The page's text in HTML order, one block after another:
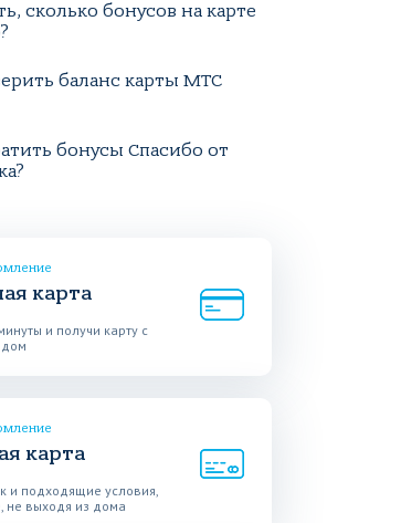
сколько бонусов на карте
баланс карты МТС
бонусы Спасибо от
карта
и получи карту с
дом
карта
и подходящие условия,
не выходя из дома